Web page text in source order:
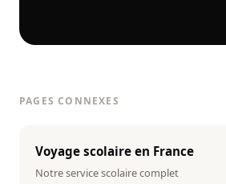
PAGES CONNEXES
Voyage scolaire en France
Notre service scolaire complet